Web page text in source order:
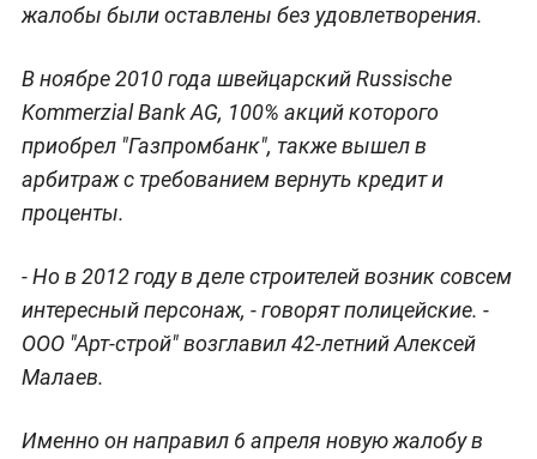
жалобы были оставлены без удовлетворения.
В ноябре 2010 года швейцарский Russische
Kommerzial Bank AG, 100% акций которого
приобрел "Газпромбанк", также вышел в
арбитраж с требованием вернуть кредит и
проценты.
- Но в 2012 году в деле строителей возник совсем
интересный персонаж, - говорят полицейские. -
ООО "Арт-строй" возглавил 42-летний Алексей
Малаев.
Именно он направил 6 апреля новую жалобу в